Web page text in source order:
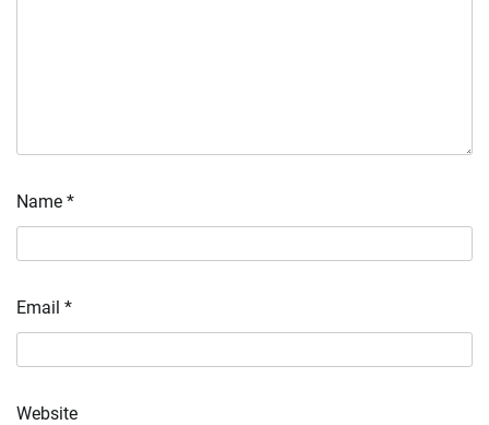
Name *
Email *
Website